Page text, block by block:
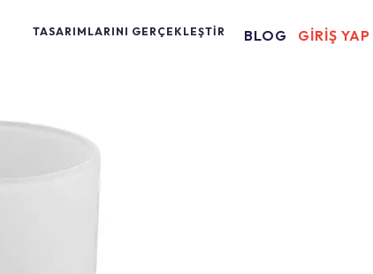
TASARIMLARINI GERÇEKLEŞTİR BLOG GİRİŞ YAP